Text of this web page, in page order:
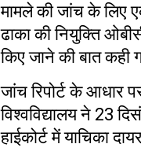
मामले की जांच के लिए
ढाका की नियुक्ति
किए जाने की बात कही
जांच रिपोर्ट के आधार
विश्वविद्यालय ने 23
हाईकोर्ट में याचिका